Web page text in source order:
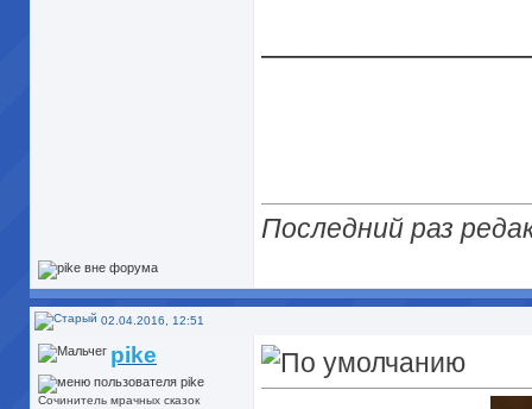
Последний раз
02.04.2016, 12:51
pike
Сочинитель мрачных сказок